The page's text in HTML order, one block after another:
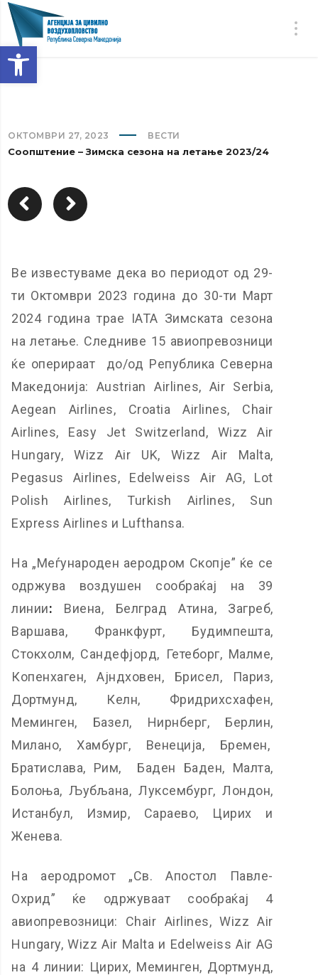
Open toolbar
ОКТОМВРИ 27, 2023 ВЕСТИ
Соопштение – Зимска сезона на летање 2023/24
Ве известуваме дека во периодот од 29-
ти Октомври 2023 година до 30-ти Март
2024 година трае IATA Зимската сезона
на летање. Следниве 15 авиопревозници
ќе оперираат до/од Република Северна
Македонија: Austrian Airlines, Air Serbia,
Aegean Airlines, Croatia Airlines, Chair
Airlines, Easy Jet Switzerland, Wizz Air
Hungary, Wizz Air UK, Wizz Air Malta,
Pegasus Airlines, Edelweiss Air AG, Lot
Polish Airlines, Turkish Airlines, Sun
Express Airlines и Lufthansa.
На „Меѓународен аеродром Скопје” ќе се
одржува воздушен сообраќај на 39
линии: Виена, Белград Атина, Загреб,
Варшава, Франкфурт, Будимпешта,
Стокхолм, Сандефјорд, Гетеборг, Малме,
Копенхаген, Ајндховен, Брисел, Париз,
Дортмунд, Келн, Фридрихсхафен,
Меминген, Базел, Нирнберг, Берлин,
Милано, Хамбург, Венеција, Бремен,
Братислава, Рим, Баден Баден, Малта,
Болоња, Љубљана, Луксембург, Лондон,
Истанбул, Измир, Сараево, Цирих и
Женева.
На аеродромот „Св. Апостол Павле-
Охрид” ќе одржуваат сообраќај 4
авиопревозници: Chair Airlines, Wizz Air
Hungary, Wizz Air Malta и Edelweiss Air AG
на 4 линии: Цирих, Меминген, Дортмунд,